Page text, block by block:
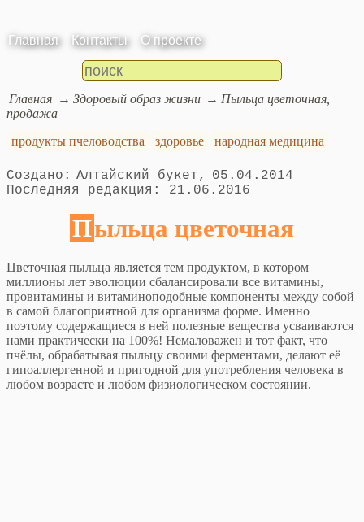
Главная Контакты О проекте
Главная Здоровый образ жизни
Пыльца цветочная,
продажа
продукты пчеловодства
здоровье народная медицина
Алтайский букет
05.04.2014
21.06.2016
Пыльца цветочная
Цветочная пыльца является тем продуктом, в котором
миллионы лет эволюции сбалансировали все витамины,
провитамины и витаминоподобные компоненты между собой
в самой благоприятной для организма форме. Именно
поэтому содержащиеся в ней полезные вещества усваиваются
нами практически на 100%! Немаловажен и тот факт, что
пчёлы, обрабатывая пыльцу своими ферментами, делают её
гипоаллергенной и пригодной для употребления человека в
любом возрасте и любом физиологическом состоянии.